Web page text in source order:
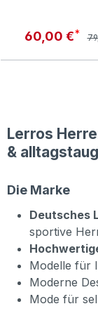
60,00 €
Lerros
&
Die Marke
Deutsches
sportive
Modelle für
Moderne
Mode für